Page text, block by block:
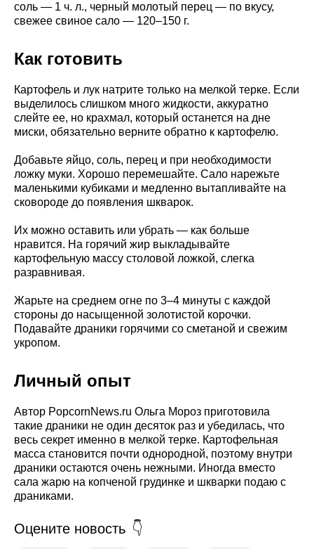
соль — 1 ч. л., черный молотый перец — по вкусу,
свежее свиное сало — 120–150 г.
Как готовить
Картофель и лук натрите только на мелкой терке. Если
выделилось слишком много жидкости, аккуратно
слейте ее, но крахмал, который останется на дне
миски, обязательно верните обратно к картофелю.
Добавьте яйцо, соль, перец и при необходимости
ложку муки. Хорошо перемешайте. Сало нарежьте
маленькими кубиками и медленно вытапливайте на
сковороде до появления шкварок.
Их можно оставить или убрать — как больше
нравится. На горячий жир выкладывайте
картофельную массу столовой ложкой, слегка
разравнивая.
Жарьте на среднем огне по 3–4 минуты с каждой
стороны до насыщенной золотистой корочки.
Подавайте драники горячими со сметаной и свежим
укропом.
Личный опыт
Автор PopcornNews.ru Ольга Мороз приготовила
такие драники не один десяток раз и убедилась, что
весь секрет именно в мелкой терке. Картофельная
масса становится почти однородной, поэтому внутри
драники остаются очень нежными. Иногда вместо
сала жарю на копченой грудинке и шкварки подаю с
драниками.
Оцените новость